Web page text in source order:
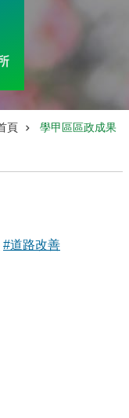
頁 學甲區區政成果
#道路改善